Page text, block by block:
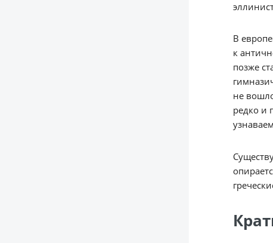
В
к
позже
не
редко и